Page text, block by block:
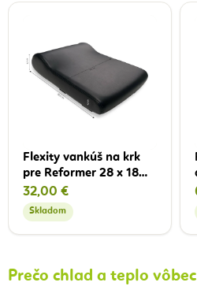
Flexity vankúš na krk
pre Reformer 28 x 18
cm
32,00 €
Skladom
Prečo chlad a teplo